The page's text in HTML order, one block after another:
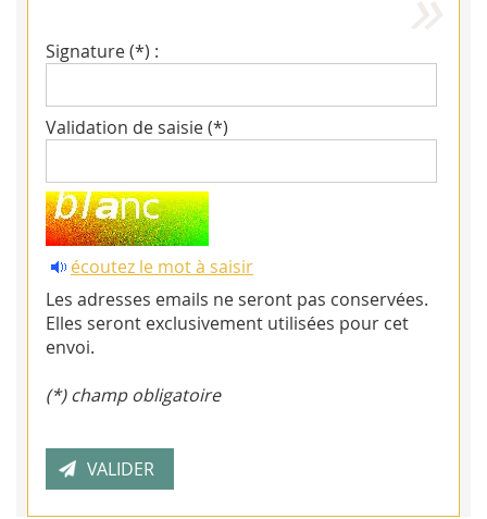
Signature (*) :
Validation de saisie (*)
écoutez le mot à saisir
Les adresses emails ne seront pas conservées.
Elles seront exclusivement utilisées pour cet
envoi.
(*) champ obligatoire